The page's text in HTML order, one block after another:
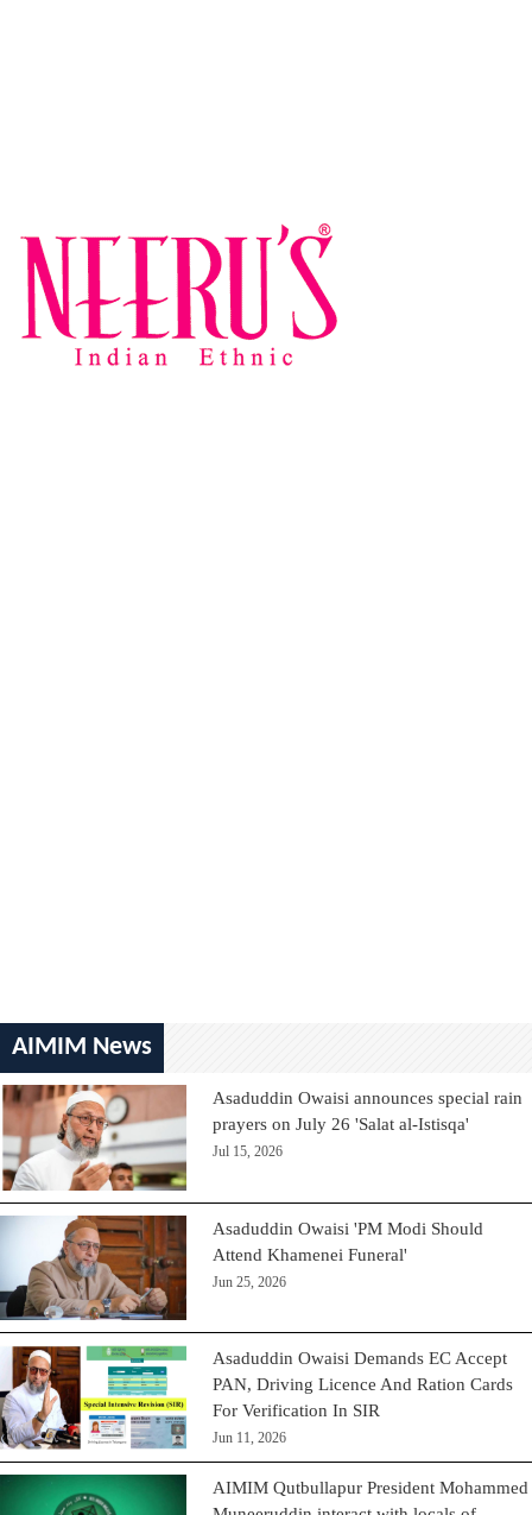
AIMIM News
Asaduddin Owaisi announces special rain
prayers on July 26 'Salat al-Istisqa'
Jul 15, 2026
Asaduddin Owaisi 'PM Modi Should
Attend Khamenei Funeral'
Jun 25, 2026
Asaduddin Owaisi Demands EC Accept
PAN, Driving Licence And Ration Cards
For Verification In SIR
Jun 11, 2026
AIMIM Qutbullapur President Mohammed